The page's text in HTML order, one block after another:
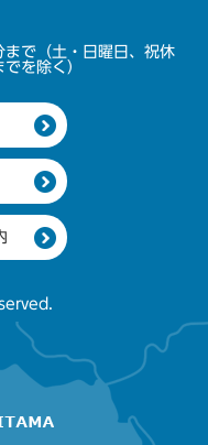
で（土・日曜日、祝休
を除く）